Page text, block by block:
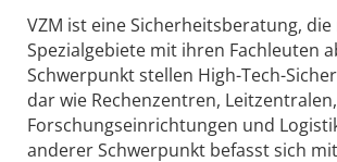
VZM ist eine Sicherheitsberatung,
Spezialgebiete mit ihren Fachleuten
Schwerpunkt stellen High-Tech-
dar wie Rechenzentren, Leitzentralen,
Forschungseinrichtungen und
anderer Schwerpunkt befasst sich